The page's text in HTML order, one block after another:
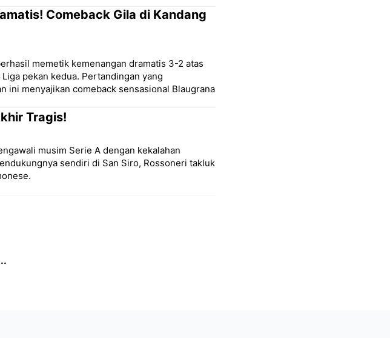
Comeback Gila di Kandang
memetik kemenangan dramatis 3-2 atas
pekan kedua. Pertandingan yang
ini menyajikan comeback sensasional Blaugrana
Tragis!
musim Serie A dengan kekalahan
sendiri di San Siro, Rossoneri takluk
Vini? Aguero